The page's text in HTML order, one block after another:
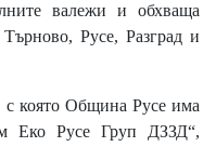
валежи и обхваща
Русе, Разград и
с която Община Русе има
Еко Русе Груп ДЗЗД“,